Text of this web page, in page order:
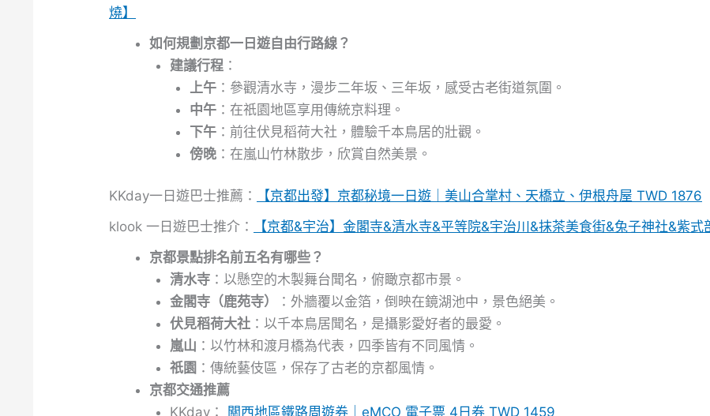
燒】
如何規劃京都一日遊自由行路線？
建議行程：
上午 ：參觀清水寺，漫步二年坂、三年坂，感受古老街道氛圍。
中午 ：在祇園地區享用傳統京料理。
下午 ：前往伏見稻荷大社，體驗千本鳥居的壯觀。
傍晚 ：在嵐山竹林散步，欣賞自然美景。
KKday一日遊巴士推薦：
【京都出發】京都秘境一日遊｜美山合掌村、天橋立、伊根舟屋 TWD 1876
klook 一日遊巴士推介：
【京都&宇治】金閣寺&清水寺&平等院&宇治川&抹茶美食街&兔子神社&紫
京都景點排名前五名有哪些？
清水寺：以懸空的木製舞台聞名，俯瞰京都市景。
金閣寺（鹿苑寺）
：外牆覆以金箔，倒映在鏡湖池中，景色絕美。
伏見稻荷大社：以千本鳥居聞名，是攝影愛好者的最愛。
嵐山 ：以竹林和渡月橋為代表，四季皆有不同風情。
祇園 ：傳統藝伎區，保存了古老的京都風情。
京都交通推薦
KKday：
關西地區鐵路周遊券｜eMCO 電子票 4日券 TWD 1459